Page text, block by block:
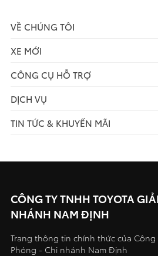
VỀ CHÚNG TÔI
XE MỚI
CÔNG CỤ HỖ TRỢ
DỊCH VỤ
TIN TỨC & KHUYẾN MÃI
CÔNG TY TNHH TOYOTA
NHÁNH NAM ĐỊNH
Trang thông tin chính thức của Công
Phóng - Chi nhánh Nam Định